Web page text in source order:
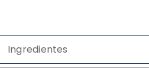
Ingredientes